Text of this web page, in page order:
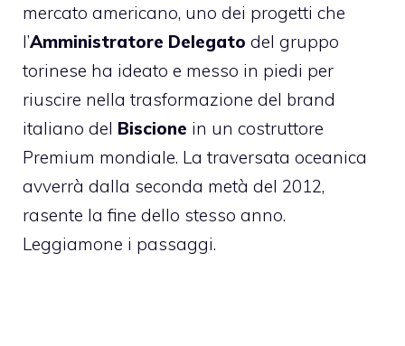
mercato americano, uno dei progetti che
l’Amministratore Delegato del gruppo
torinese ha ideato e messo in piedi per
riuscire nella trasformazione del brand
italiano del Biscione in un costruttore
Premium mondiale. La traversata oceanica
avverrà dalla seconda metà del 2012,
rasente la fine dello stesso anno.
Leggiamone i passaggi.